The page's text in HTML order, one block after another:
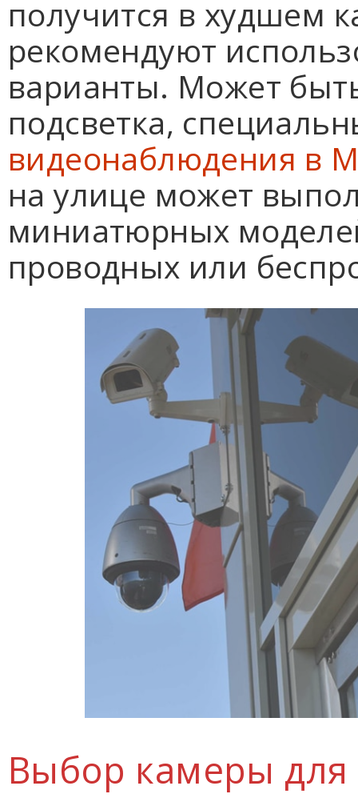
получится в худшем
рекомендуют
варианты. Может
подсветка,
видеонаблюдения в
на улице может
миниатюрных
проводных или
Выбор камеры